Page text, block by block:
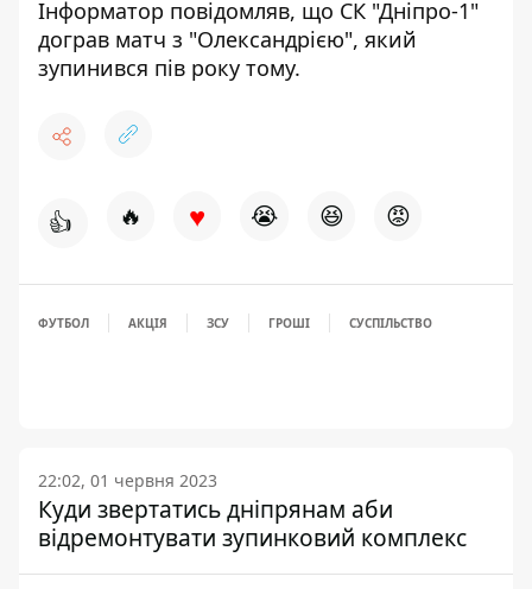
Інформатор повідомляв, що СК "Дніпро-1"
дограв матч з "Олександрією", який
зупинився пів року тому.
👍 🔥 ♥ 😭 😆 😡
ФУТБОЛ АКЦІЯ ЗСУ ГРОШІ СУСПІЛЬСТВО
22:02, 01 червня 2023
Куди звертатись дніпрянам аби
відремонтувати зупинковий комплекс